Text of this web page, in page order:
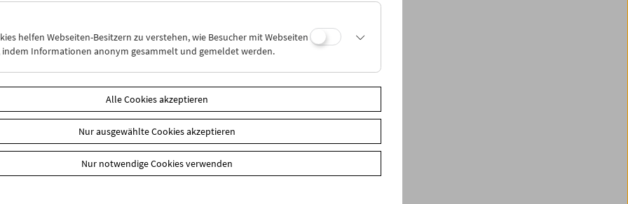
aber vor allem für die Durchführung (und Qualitätssicherung) aller Umkopierungen,
und Labor-Angelegenheiten zuständig. Eines der ersten größeren
war, zusammen mit Peter Kubelka, die Rekonstruktion von Dziga
TonfilmEntuziazm(1930). Später betreute sie auch die nicht filmischen
Filmkadersammlung, die mittlerweile digitalisiert und online zugänglich ist,
von Edith Schlemmer. Sie hatte die betreffenden Objekte in den 1960er Jahren
Privatsammler erhalten und stellt diese dem Filmmuseum für Forschungs- und
zur Verfügung.
helfen Webseiten-Besitzern zu verstehen, wie Besucher mit Webseiten
indem Informationen anonym gesammelt und gemeldet werden.
Alle Cookies akzeptieren
Nur ausgewählte Cookies akzeptieren
Nur notwendige Cookies verwenden